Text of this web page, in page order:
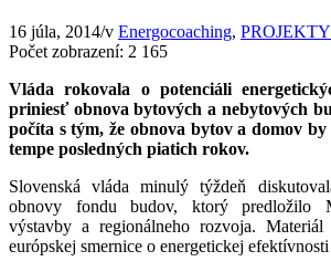
16 júla, 2014/v Energocoaching, PROJEKTY
Počet zobrazení: 2 165
Vláda rokovala o potenciáli
priniesť obnova bytových a nebytových
počíta s tým, že obnova bytov a domov
tempe posledných piatich rokov.
Slovenská vláda minulý týždeň
obnovy fondu budov, ktorý predložilo
výstavby a regionálneho rozvoja.
európskej smernice o energetickej